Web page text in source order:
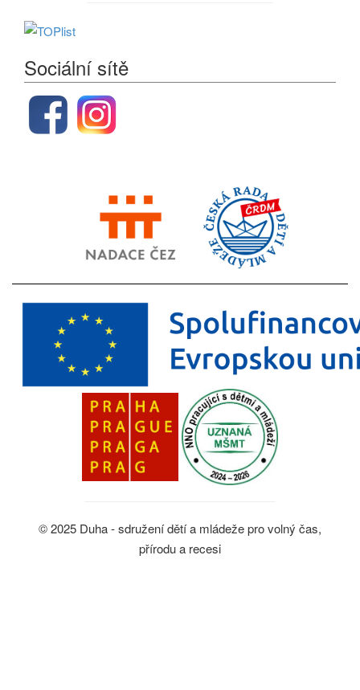
Sociální sítě
© 2025 Duha - sdružení dětí a mládeže pro volný čas,
přírodu a recesi